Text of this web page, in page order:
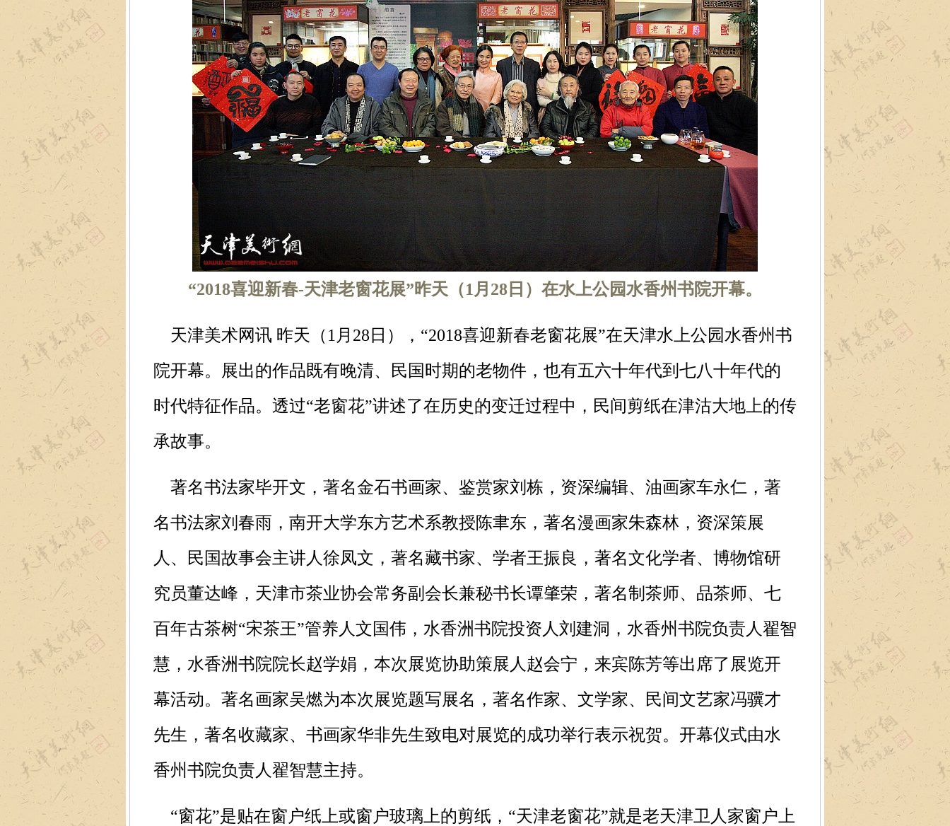
“2018喜迎新春-天津老窗花展”昨天（1月28日）在水上公园水香州书院开幕。
天津美术网讯 昨天（1月28日），“2018喜迎新春老窗花展”在天津水上公园水香州书
院开幕。展出的作品既有晚清、民国时期的老物件，也有五六十年代到七八十年代的
时代特征作品。透过“老窗花”讲述了在历史的变迁过程中，民间剪纸在津沽大地上的传
承故事。
著名书法家毕开文，著名金石书画家、鉴赏家刘栋，资深编辑、油画家车永仁，著
名书法家刘春雨，南开大学东方艺术系教授陈聿东，著名漫画家朱森林，资深策展
人、民国故事会主讲人徐凤文，著名藏书家、学者王振良，著名文化学者、博物馆研
究员董达峰，天津市茶业协会常务副会长兼秘书长谭肇荣，著名制茶师、品茶师、七
百年古茶树“宋茶王”管养人文国伟，水香洲书院投资人刘建洞，水香州书院负责人翟智
慧，水香洲书院院长赵学娟，本次展览协助策展人赵会宁，来宾陈芳等出席了展览开
幕活动。著名画家吴燃为本次展览题写展名，著名作家、文学家、民间文艺家冯骥才
先生，著名收藏家、书画家华非先生致电对展览的成功举行表示祝贺。开幕仪式由水
香州书院负责人翟智慧主持。
“窗花”是贴在窗户纸上或窗户玻璃上的剪纸，“天津老窗花”就是老天津卫人家窗户上